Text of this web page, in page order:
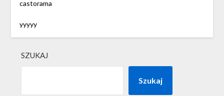
castorama
yyyyy
SZUKAJ
Szukaj